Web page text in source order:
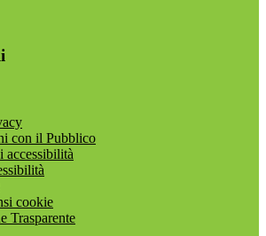
con il Pubblico
accessibilità
cookie
Trasparente